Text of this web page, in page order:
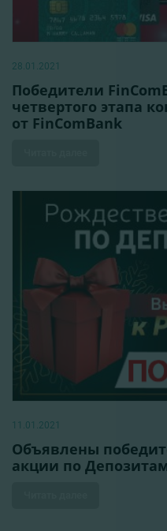
28.01.2021
Победители
четвертого этапа
от FinComBank
11.01.2021
Объявлены
акции по